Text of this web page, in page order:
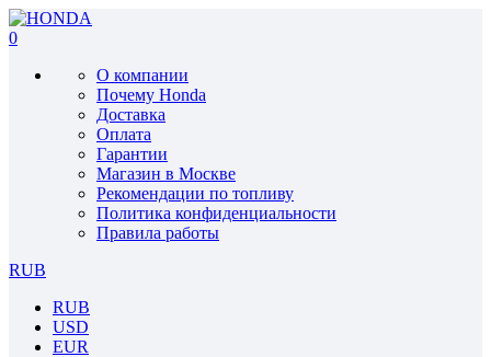
0
О компании
Почему Honda
Доставка
Оплата
Гарантии
Магазин в Москве
Рекомендации по топливу
Политика конфиденциальности
Правила работы
RUB
RUB
USD
EUR